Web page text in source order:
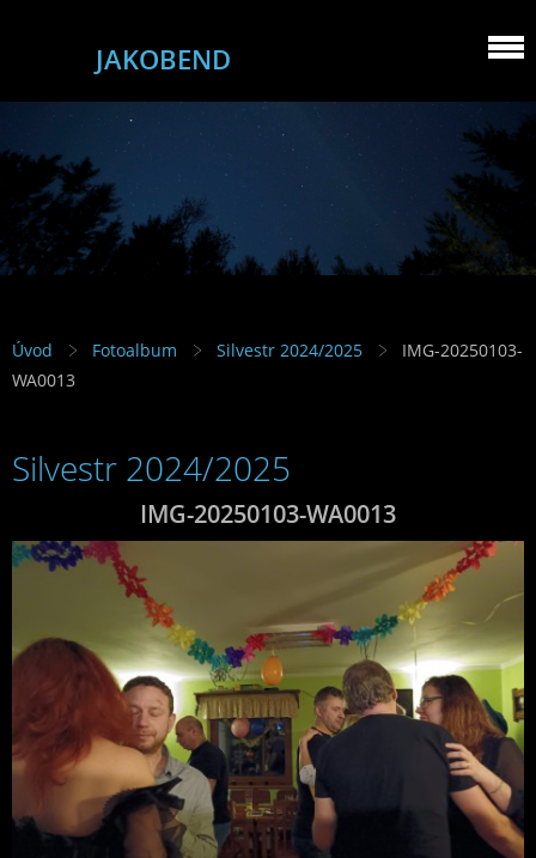
JAKOBEND
Úvod Fotoalbum Silvestr 2024/2025
IMG-20250103-
WA0013
Silvestr 2024/2025
IMG-20250103-WA0013